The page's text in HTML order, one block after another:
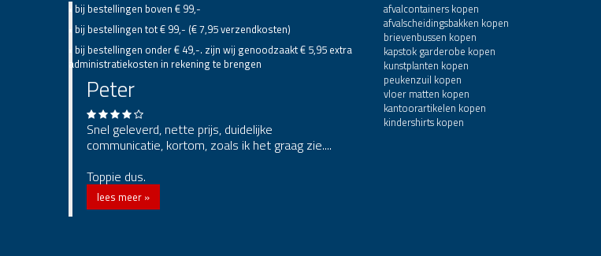
• bij bestellingen boven € 99,-
• bij bestellingen tot € 99,- (€ 7,95 verzendkosten)
• bij bestellingen onder € 49,-. zijn wij genoodzaakt € 5,95 extra
administratiekosten in rekening te brengen
Peter
Snel geleverd, nette prijs, duidelijke
communicatie, kortom, zoals ik het graag zie....
Toppie dus.
lees meer »
afvalcontainers kopen
afvalscheidingsbakken kopen
brievenbussen kopen
kapstok garderobe kopen
kunstplanten kopen
peukenzuil kopen
vloer matten kopen
kantoorartikelen kopen
kindershirts kopen